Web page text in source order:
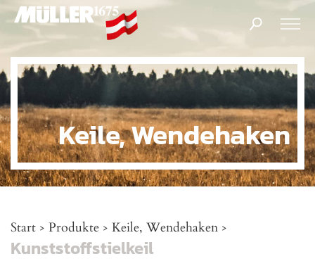
Products
search
Keile, Wendehaken
Start > Produkte > Keile, Wendehaken >
Kunststoffstielkeil